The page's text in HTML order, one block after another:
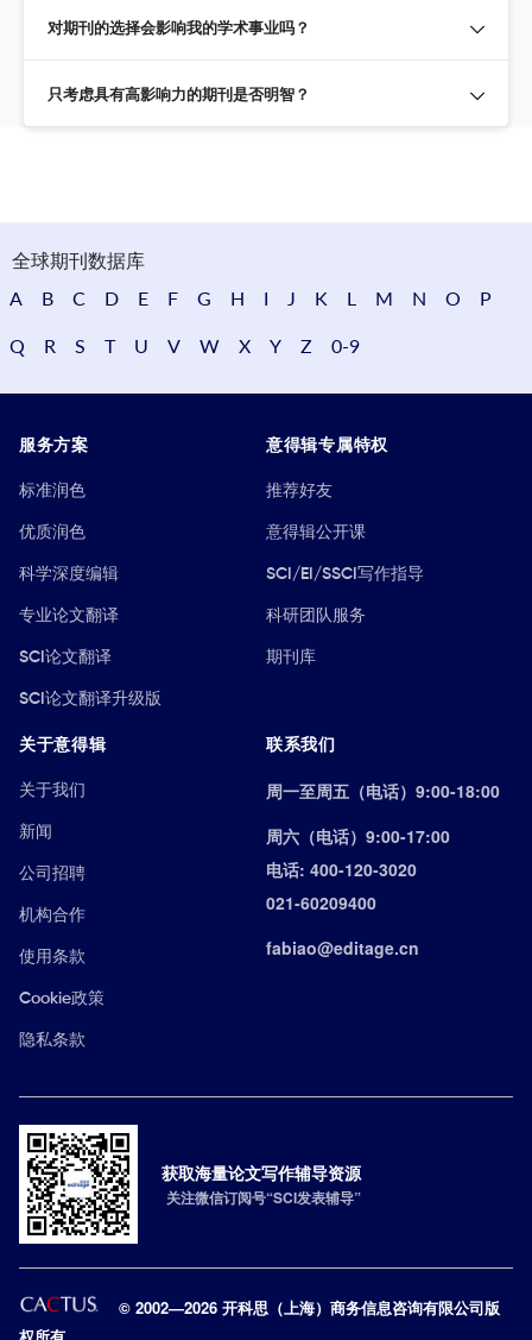
对期刊的选择会影响我的学术事业吗？
只考虑具有高影响力的期刊是否明智？
全球期刊数据库
A
B C D E F G H I J K L M N O P
Q R S T U V W X Y Z 0-9